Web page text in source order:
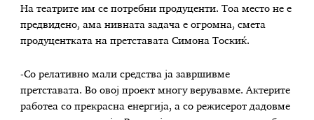
На театрите им се потребни продуценти. Тоа место не е
предвидено, ама нивната задача е огромна, смета
продуцентката на претставата Симона Тоскиќ.
-Со релативно мали средства ја завршивме
претставата. Во овој проект многу верувавме. Актерите
работеа со прекрасна енергија, а со режисерот дадовме